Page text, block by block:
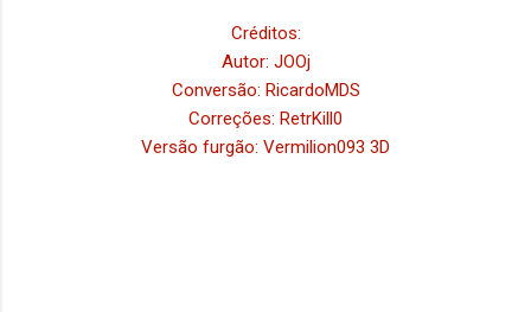
Créditos:
Autor: JOOj
Conversão: RicardoMDS
Correções: RetrKill0
Versão furgão: Vermilion093 3D